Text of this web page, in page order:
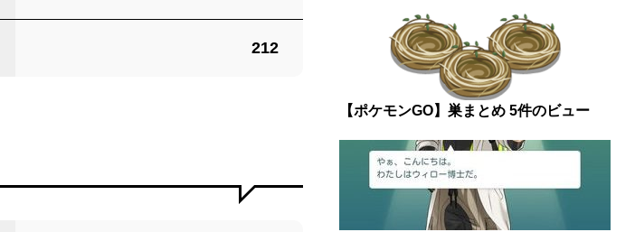
212
【ポケモンGO】巣まとめ 5件のビュー